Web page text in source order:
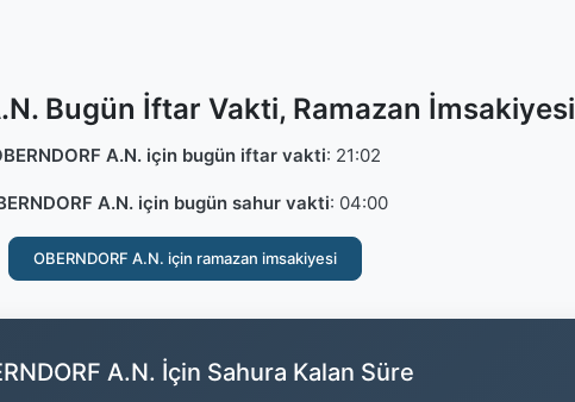
Bugün İftar Vakti, Ramazan İmsakiyesi
A.N. için bugün iftar vakti: 21:02
A.N. için bugün sahur vakti: 04:00
OBERNDORF A.N. için ramazan imsakiyesi
A.N. İçin Sahura Kalan Süre